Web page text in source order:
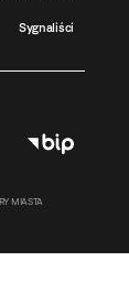
Sygnaliści
MIASTA